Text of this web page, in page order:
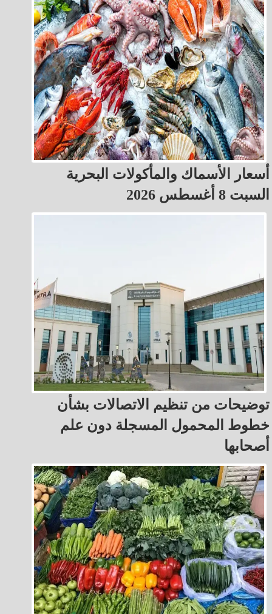
أسعار الأسماك والمأكولات البحرية
السبت 8 أغسطس 2026
توضيحات من تنظيم الاتصالات بشأن
خطوط المحمول المسجلة دون علم
أصحابها